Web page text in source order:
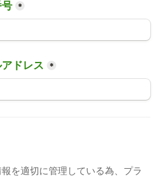
*
ドレス *
を適切に管理している為、プラ